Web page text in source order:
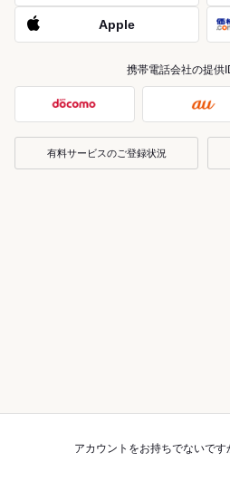
Apple
携帯電話会社の提供
有料サービスのご登録状況
アカウントをお持ちでないです